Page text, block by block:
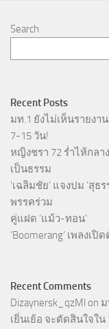
Search
Recent Posts
มท.1 ยังไม่เห็นรายงา
7-15 วัน!
หญิงชรา 72 ร่ำไห้กลา
เป็นธรรม
‘เฉลิมชัย’ แจงปม ‘สุ
พรรคร่วม
คู่แฝด ‘แม้ว-ทอน’
‘Boomerang’ เพลงเ
Recent Comments
Dizaynersk_qzMl on
เยิ่นเย้อ จะตัดสินใจใน